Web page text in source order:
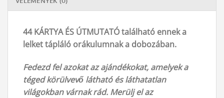
44 KÁRTYA ÉS ÚTMUTATÓ található ennek a
lelket tápláló orákulumnak a dobozában.
Fedezd fel azokat az ajándékokat, amelyek a
téged körülvevő látható és láthatatlan
világokban várnak rád. Merülj el az